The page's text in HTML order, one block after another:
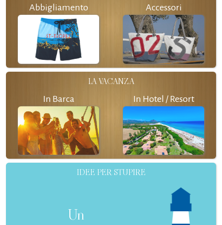
Abbigliamento Accessori
LA VACANZA
In Barca In Hotel / Resort
IDEE PER STUPIRE
Un